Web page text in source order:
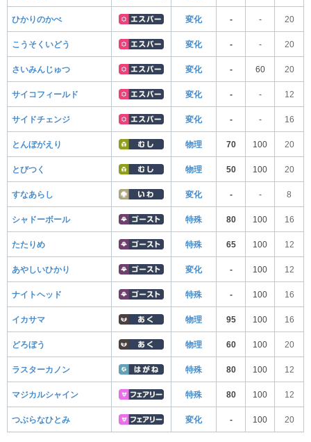
ひかりのかべ 変化 - - 20
こうそくいどう 変化 - - 20
さいみんじゅつ 変化 - 60 20
サイコフィールド 変化 - - 12
サイドチェンジ 変化 - - 16
とんぼがえり 物理 70 100 20
とびつく 物理 50 100 20
すなあらし 変化 - - 8
シャドーボール 特殊 80 100 16
たたりめ 特殊 65 100 12
あやしいひかり 変化 - 100 12
ナイトヘッド 特殊 - 100 16
イカサマ 物理 95 100 16
どろぼう 物理 60 100 20
ラスターカノン 特殊 80 100 12
マジカルシャイン 特殊 80 100 12
つぶらなひとみ 変化 - 100 20